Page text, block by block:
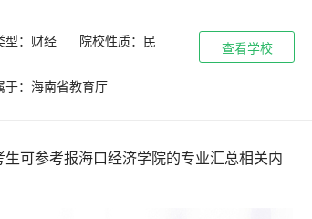
型：财经
院校性质：民
于：海南省教育厅
查看学校
可参考报海口经济学院的专业汇总相关内